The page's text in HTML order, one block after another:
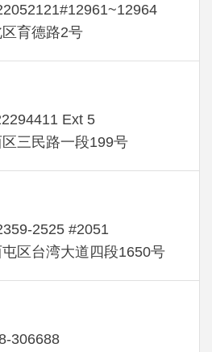
育德路2号
Ext 5
三民路一段199号
2525 #2051
区台湾大道四段1650号
306688